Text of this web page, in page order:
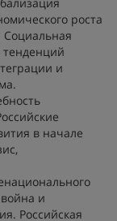
роста
и
в начале
и
Российская